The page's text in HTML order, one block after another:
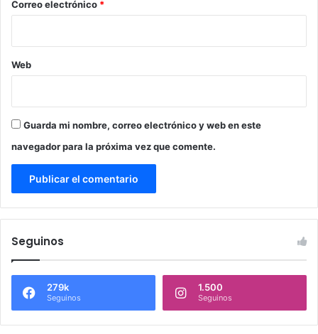
*
Correo electrónico *
Web
Guarda mi nombre, correo electrónico y web en este
navegador para la próxima vez que comente.
Seguinos
279k
Seguinos
1.500
Seguinos